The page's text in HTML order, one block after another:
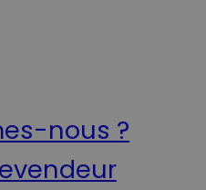
nous ?